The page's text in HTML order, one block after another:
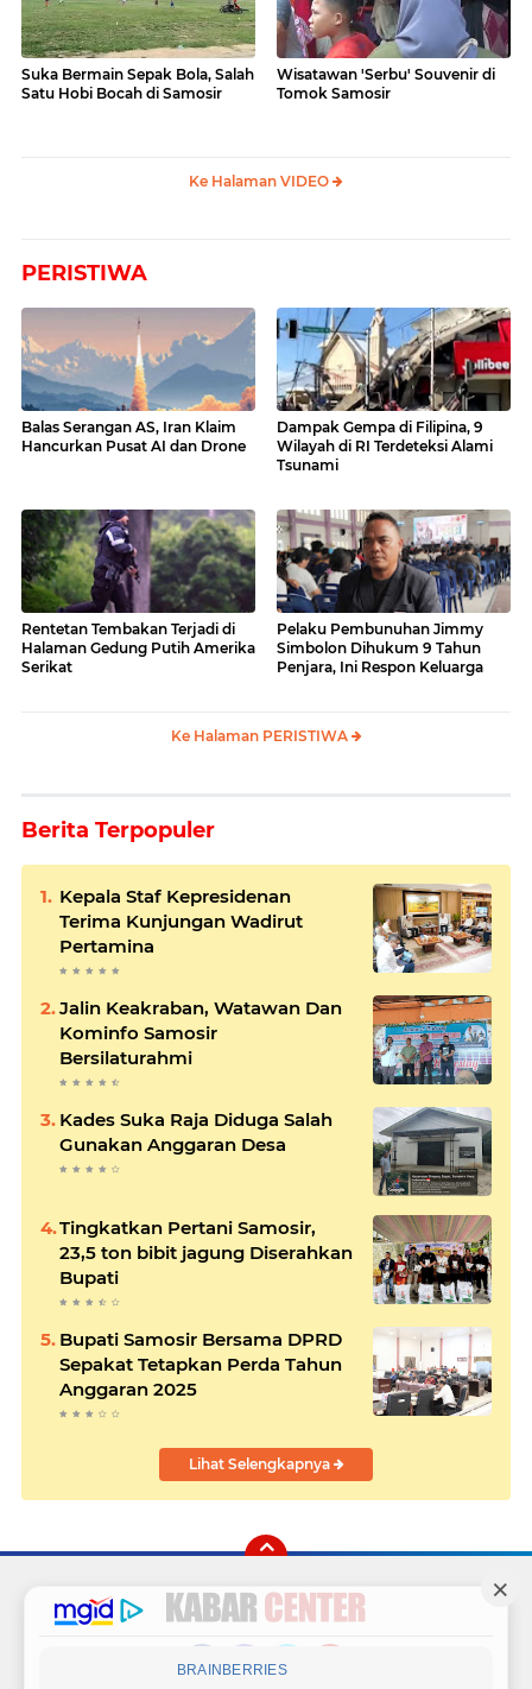
Suka Bermain Sepak Bola, Salah
Satu Hobi Bocah di Samosir
Wisatawan 'Serbu' Souvenir di
Tomok Samosir
Ke Halaman VIDEO
PERISTIWA
Balas Serangan AS, Iran Klaim
Hancurkan Pusat AI dan Drone
Dampak Gempa di Filipina, 9
Wilayah di RI Terdeteksi Alami
Tsunami
Rentetan Tembakan Terjadi di
Halaman Gedung Putih Amerika
Serikat
Pelaku Pembunuhan Jimmy
Simbolon Dihukum 9 Tahun
Penjara, Ini Respon Keluarga
Ke Halaman PERISTIWA
Berita Terpopuler
Kepala Staf Kepresidenan
Terima Kunjungan Wadirut
Pertamina
Jalin Keakraban, Watawan Dan
Kominfo Samosir
Bersilaturahmi
Kades Suka Raja Diduga Salah
Gunakan Anggaran Desa
Tingkatkan Pertani Samosir,
23,5 ton bibit jagung Diserahkan
Bupati
Bupati Samosir Bersama DPRD
Sepakat Tetapkan Perda Tahun
Anggaran 2025
Lihat Selengkapnya